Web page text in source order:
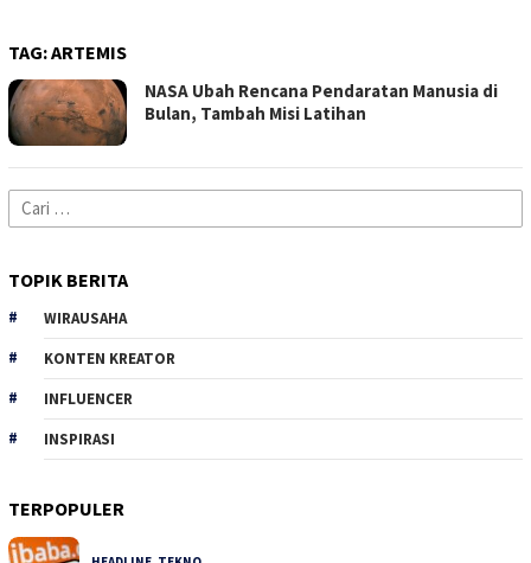
TAG:ARTEMIS
NASA Ubah Rencana Pendaratan Manusia di
Bulan, Tambah Misi Latihan
Cari
untuk:
TOPIK BERITA
WIRAUSAHA
KONTEN KREATOR
INFLUENCER
INSPIRASI
TERPOPULER